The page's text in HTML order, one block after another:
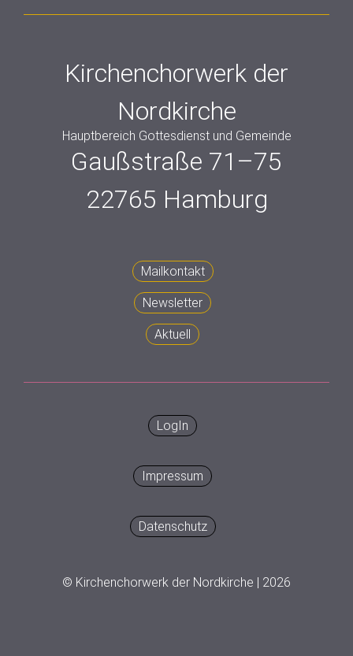
Kirchenchorwerk der
Nordkirche
Hauptbereich Gottesdienst und Gemeinde
Gaußstraße 71–75
22765 Hamburg
Mailkontakt
Newsletter
Aktuell
© Kirchenchorwerk der Nordkirche | 2026
LogIn
Impressum
Datenschutz